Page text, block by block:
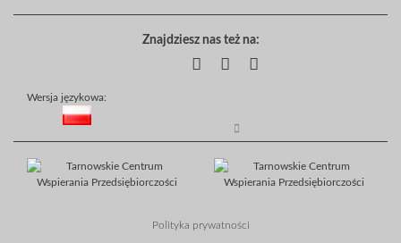
Znajdziesz nas też na:
Wersja językowa:
Polityka prywatności